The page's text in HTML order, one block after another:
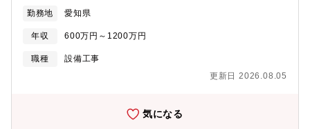
増加のため【組織】・総務部管財グループ 約50名（管財事務の
担い手を含む）～多様な人材が在籍（20代後半から60代前半ま
ァシリティ全般の企画業務や不動産の賃貸借・売買管理を行うグ
ループもあり・柔軟に異動しながら様々な業務を経験可能。総務
進、レイアウト変更等を担当。国内中心の支店、本部ビル、デー
タセンター、研修所、寮・社宅等、約500物件を所管するグループ
移転・日常管理のフェーズで、企画・設計・工事管理・建物運営
等、幅広い業務に従事。■設計事務所や工事会社・ビル管理会社等
を指導し、プロジェクト推進・マネジメント業務を期待。【入行
後1～2年目の日常業務イメージ】・銀行施設の設備更新、内外装
持管理全般の予算策定・店舗戦略等に沿ったインフラ整備 ・災
長期修繕計画策定及び具体化【働き方】・現場頻度（打合せ・現
地確認等）は最大で週の半分程度・出社頻度は4～6割。出社しな
勤務地 愛知県
年収 600万円～1200万円
職種
設備工事
更新日 2026.08.05
気になる